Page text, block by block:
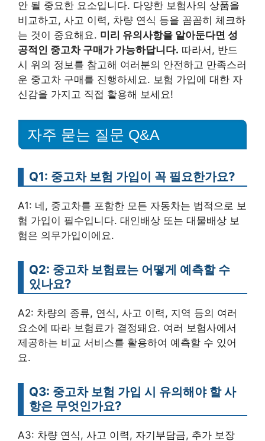
안 될 중요한 요소입니다. 다양한 보험사의 상품을
비교하고, 사고 이력, 차량 연식 등을 꼼꼼히 체크하
는 것이 중요해요. 미리 유의사항을 알아둔다면 성
공적인 중고차 구매가 가능하답니다. 따라서, 반드
시 위의 정보를 참고해 여러분의 안전하고 만족스러
운 중고차 구매를 진행하세요. 보험 가입에 대한 자
신감을 가지고 직접 활용해 보세요!
자주 묻는 질문 Q&A
Q1: 중고차 보험 가입이 꼭 필요한가요?
A1: 네, 중고차를 포함한 모든 자동차는 법적으로 보
험 가입이 필수입니다. 대인배상 또는 대물배상 보
험은 의무가입이에요.
Q2: 중고차 보험료는 어떻게 예측할 수
있나요?
A2: 차량의 종류, 연식, 사고 이력, 지역 등의 여러
요소에 따라 보험료가 결정돼요. 여러 보험사에서
제공하는 비교 서비스를 활용하여 예측할 수 있어
요.
Q3: 중고차 보험 가입 시 유의해야 할 사
항은 무엇인가요?
A3: 차량 연식, 사고 이력, 자기부담금, 추가 보장